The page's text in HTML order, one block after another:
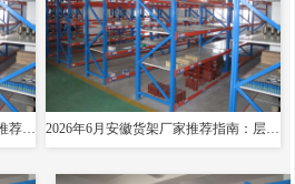
2026年5月隔断龙骨成型设备厂家推荐指南：导轨成型设备消防箱光伏支架货架夸梁公司优选！ 2026年6月安徽货架厂家推荐指南：层板货架悬臂贯通双伸位公司优选！